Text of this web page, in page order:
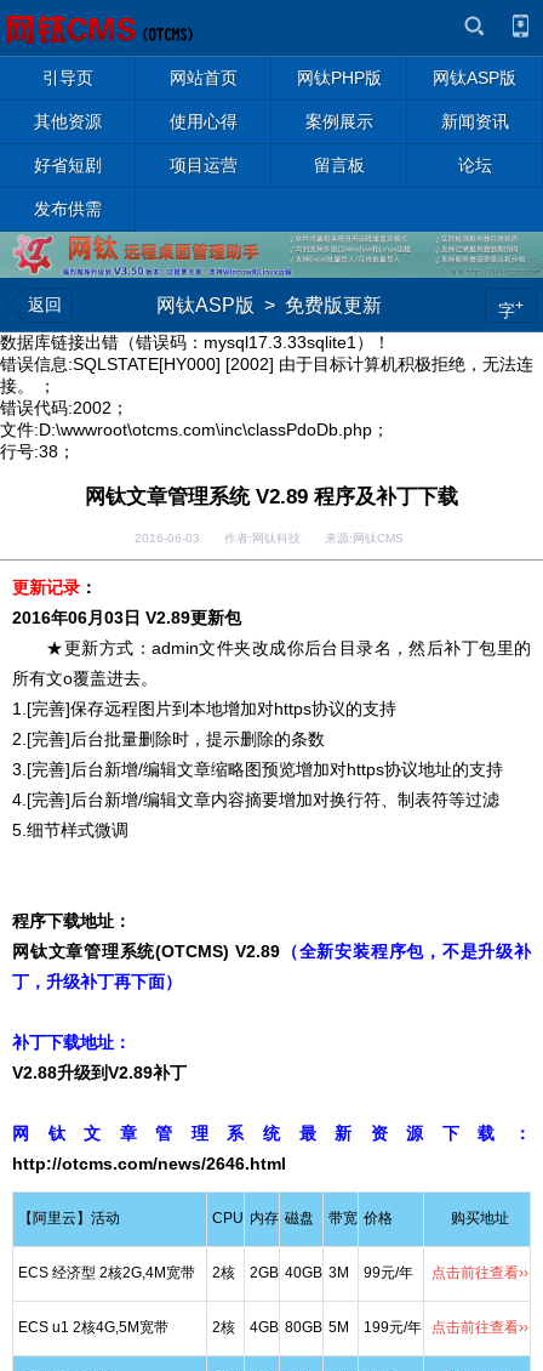
引导页 网站首页 网钛PHP版 网钛ASP版
其他资源 使用心得 案例展示 新闻资讯
好省短剧 项目运营 留言板 论坛
发布供需
返回 网钛ASP版 > 免费版更新 字+
数据库链接出错（错误码：mysql17.3.33sqlite1）！
错误信息:SQLSTATE[HY000] [2002] 由于目标计算机积极拒绝，无法连
接。 ；
错误代码:2002；
文件:D:\wwwroot\otcms.com\inc\classPdoDb.php；
行号:38；
网钛文章管理系统 V2.89 程序及补丁下载
2016-06-03 作者:网钛科技 来源:网钛CMS
更新记录 ：
2016年06月03日 V2.89更新包
★更新方式：admin文件夹改成你后台目录名，然后补丁包里的
所有文o覆盖进去。
1.[完善]保存远程图片到本地增加对https协议的支持
2.[完善]后台批量删除时，提示删除的条数
3.[完善]后台新增/编辑文章缩略图预览增加对https协议地址的支持
4.[完善]后台新增/编辑文章内容摘要增加对换行符、制表符等过滤
5.细节样式微调
程序下载地址：
网钛文章管理系统(OTCMS) V2.89 （全新安装程序包，不是升级补
丁，升级补丁再下面）
补丁下载地址：
V2.88升级到V2.89补丁
网钛文章管理系统最新资源下载：
http://otcms.com/news/2646.html
【阿里云】活动 CPU 内存 磁盘 带宽 价格 购买地址
ECS 经济型 2核2G,4M宽带 2核 2GB 40GB 3M 99元/年 点击前往查看››
ECS u1 2核4G,5M宽带 2核 4GB 80GB 5M 199元/年 点击前往查看››